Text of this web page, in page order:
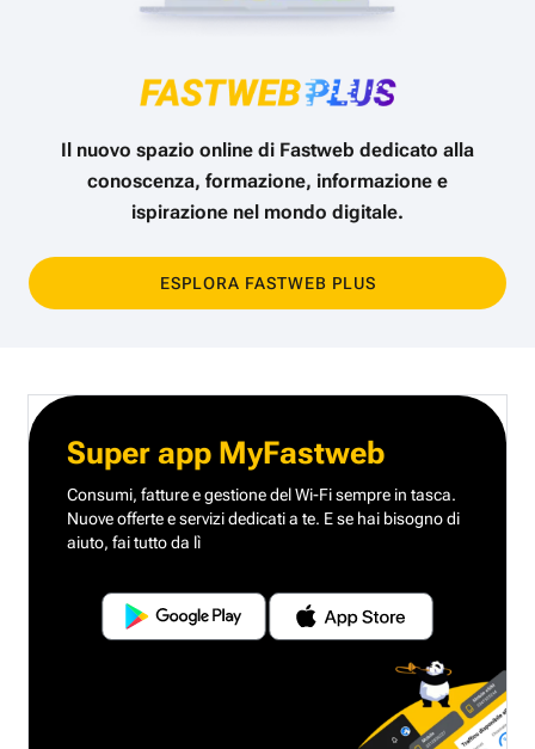
Il nuovo spazio online di Fastweb dedicato alla
conoscenza, formazione, informazione e
ispirazione nel mondo digitale.
ESPLORA FASTWEB PLUS
Super app MyFastweb
Consumi, fatture e gestione del Wi-Fi sempre in tasca.
Nuove offerte e servizi dedicati a te. E se hai bisogno di
aiuto, fai tutto da lì